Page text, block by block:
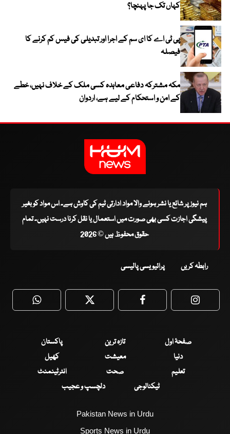
کہاں تک جا پہنچا؟
پی ٹی اے کا ای سم کے اجرا اور تبدیلی کی فیس کم کرنے کا
فیصلہ
مکہ مشترکہ دفاعی معاہدہ کسی ملک کے خلاف نہیں، خطے
کے امن و استحکام کے لیے ہے، اردوان
ہم نیوز پر شائع یا نشر ہونے والا مواد ادارتی ٹیم کی کاوش ہے۔ اس مواد کو بغیر
پیشگی اجازت کسی بھی صورت میں استعمال یا نقل کرنا درست نہیں۔ تمام
حقوق محفوظ ہیں © 2026
رابطہ کریں پرائیویسی پالیسی
WhatsApp Twitter Facebook
صفحۂ اول تازہ ترین
پاکستان
دنیا
معیشت
کھیل
تعلیم
صحت
انٹرٹینمنٹ
ٹیکنالوجی
دلچسپ و عجیب
Pakistan News in Urdu
Sports News in Urdu